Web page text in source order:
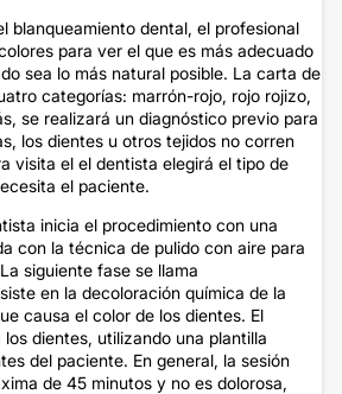
blanqueamiento dental, el profesional
para ver el que es más adecuado
sea lo más natural posible. La carta de
categorías: marrón-rojo, rojo rojizo,
se realizará un diagnóstico previo para
los dientes u otros tejidos no corren
visita el el dentista elegirá el tipo de
el paciente.
inicia el procedimiento con una
con la técnica de pulido con aire para
siguiente fase se llama
en la decoloración química de la
causa el color de los dientes. El
dientes, utilizando una plantilla
del paciente. En general, la sesión
de 45 minutos y no es dolorosa,